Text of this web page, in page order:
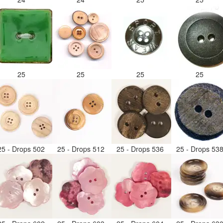
25 25 25 25
- Drops 502 25 - Drops 512 25 - Drops 536 25 - Drops